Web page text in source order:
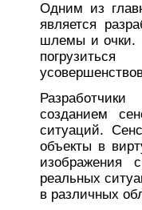
Одним из
является
шлемы и очки.
созданием
ситуаций.
объекты в
изображения
реальных
в различных